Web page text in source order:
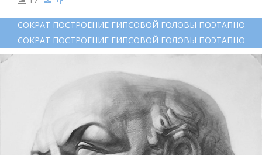
СОКРАТ ПОСТРОЕНИЕ ГИПСОВОЙ ГОЛОВЫ ПОЭТАПНО
СОКРАТ ПОСТРОЕНИЕ ГИПСОВОЙ ГОЛОВЫ ПОЭТАПНО